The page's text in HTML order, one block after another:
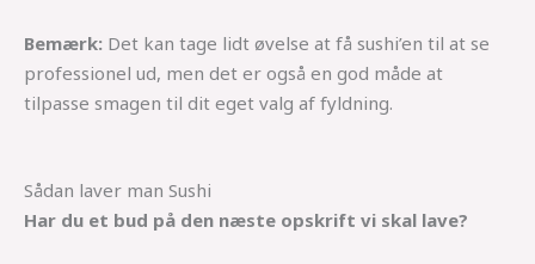
Bemærk: Det kan tage lidt øvelse at få sushi’en til at se
professionel ud, men det er også en god måde at
tilpasse smagen til dit eget valg af fyldning.
Sådan laver man Sushi
Har du et bud på den næste opskrift vi skal lave?